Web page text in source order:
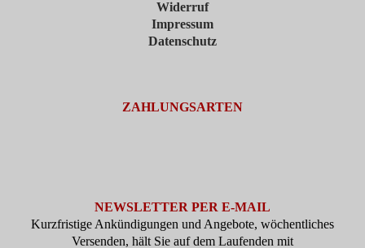
Widerruf
Impressum
Datenschutz
ZAHLUNGSARTEN
NEWSLETTER PER E-MAIL
Kurzfristige Ankündigungen und Angebote, wöchentliches
Versenden, hält Sie auf dem Laufenden mit